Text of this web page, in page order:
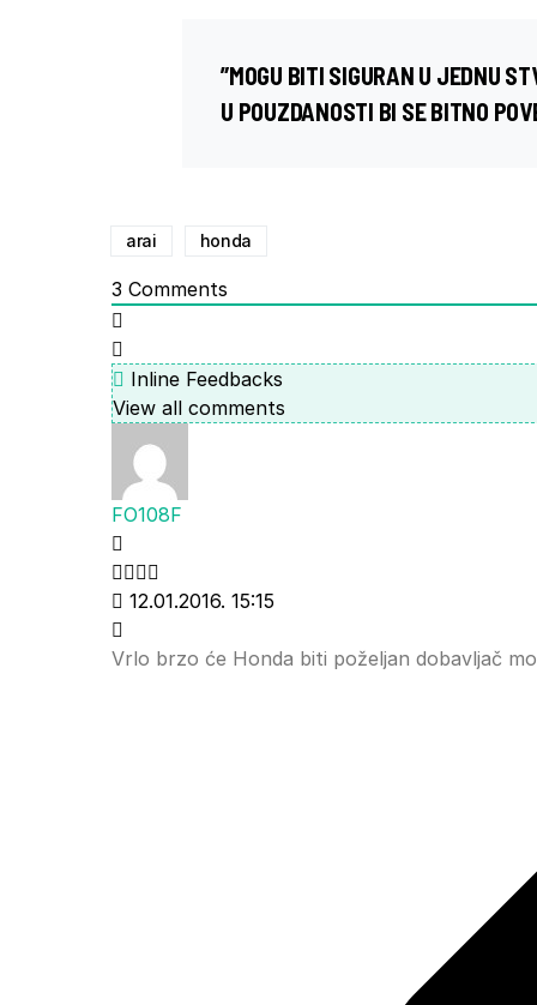
”MOGU BITI SIGURAN U JEDNU
U POUZDANOSTI BI SE BITNO
arai honda
3 Comments
Inline Feedbacks
View all comments
FO108F
12.01.2016. 15:15
Vrlo brzo će Honda biti poželjan dobavljač